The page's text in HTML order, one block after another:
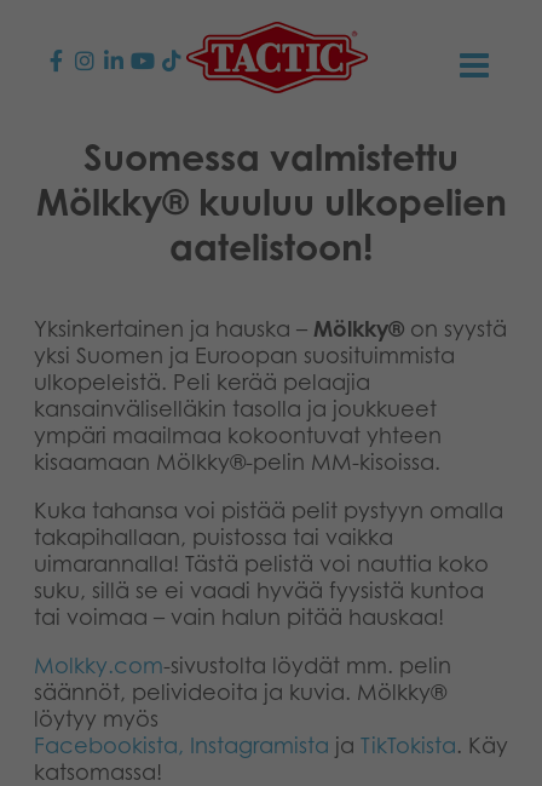
Lasten pelit
Perhepelit
Aikuisten pelit
Ulkopelit
Palapelit
Lelut
Kirjat
Promotuotteet
Sovellukset
AJANKOHTAISTA
Tapa toimia
Vastuullisuus
Tarina
YHTEYSTIEDOT
Ota yhteyttä
Reklamaatiot
Sivustot
Medialle
PLAY CLUB
OSTOSKORI
0
OMA TILI
Suomi
Suomessa valmistettu
Mölkky® kuuluu ulkopelien
aatelistoon!
Yksinkertainen ja hauska – Mölkky® on syystä
yksi Suomen ja Euroopan suosituimmista
ulkopeleistä. Peli kerää pelaajia
kansainväliselläkin tasolla ja joukkueet
ympäri maailmaa kokoontuvat yhteen
kisaamaan Mölkky®-pelin MM-kisoissa.
Kuka tahansa voi pistää pelit pystyyn omalla
takapihallaan, puistossa tai vaikka
uimarannalla! Tästä pelistä voi nauttia koko
suku, sillä se ei vaadi hyvää fyysistä kuntoa
tai voimaa – vain halun pitää hauskaa!
Molkky.com-sivustolta löydät mm. pelin
säännöt, pelivideoita ja kuvia. Mölkky®
löytyy myös
Facebookista, Instagramista ja TikTokista. Käy
katsomassa!